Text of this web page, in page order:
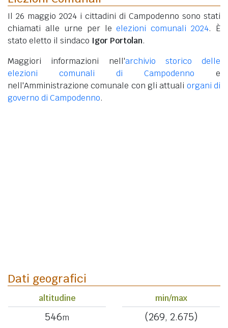
Il 26 maggio 2024 i cittadini di Campodenno sono stati
chiamati alle urne per leelezioni comunali 2024. È
stato eletto il sindaco Igor Portolan.
Maggiori informazioni nell'archivio storico delle
elezioni comunali di Campodenno e
nell'Amministrazione comunale con gli attuali organi di
governo di Campodenno.
Dati geografici
altitudine
546m
min/max
(269, 2.675)